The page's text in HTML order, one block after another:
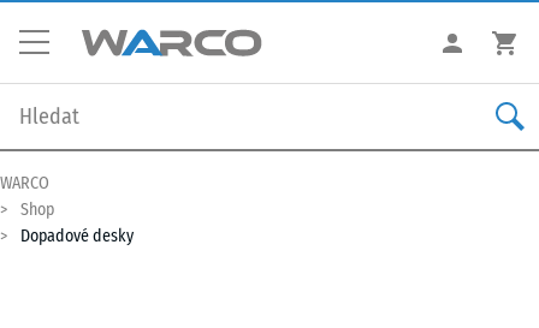
WARCO
Shop
Dopadové desky